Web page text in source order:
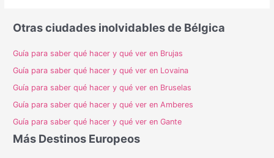
Otras ciudades inolvidables de Bélgica
Guía para saber qué hacer y qué ver en Brujas
Guía para saber qué hacer y qué ver en Lovaina
Guía para saber qué hacer y qué ver en Bruselas
Guía para saber qué hacer y qué ver en Amberes
Guía para saber qué hacer y qué ver en Gante
Más Destinos Europeos